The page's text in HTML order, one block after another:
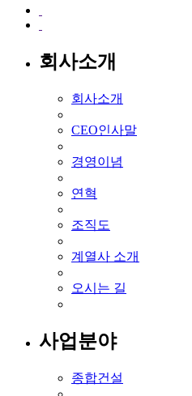
회사소개
회사소개
CEO인사말
경영이념
연혁
조직도
계열사 소개
오시는 길
사업분야
종합건설